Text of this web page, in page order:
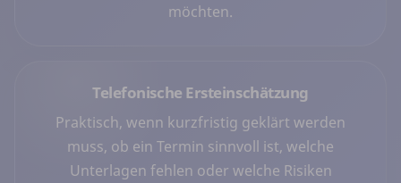
möchten.
Telefonische Ersteinschätzung
Praktisch, wenn kurzfristig geklärt werden
muss, ob ein Termin sinnvoll ist, welche
Unterlagen fehlen oder welche Risiken